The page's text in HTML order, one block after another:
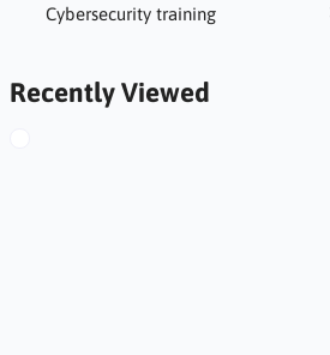
Cybersecurity training
Recently Viewed